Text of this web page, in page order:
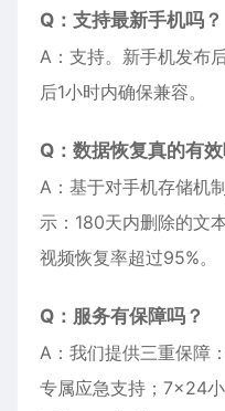
Q：支持最新手机吗？
A：支持。新手机发布
后1小时内确保兼容。
Q：数据恢复真的有效
A：基于对手机存储机
示：180天内删除的文
视频恢复率超过95%。
Q：服务有保障吗？
A：我们提供三重保障
专属应急支持；7×24